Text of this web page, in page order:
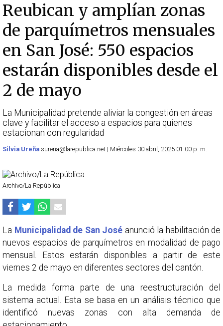
Reubican y amplían zonas
de parquímetros mensuales
en San José: 550 espacios
estarán disponibles desde el
2 de mayo
La Municipalidad pretende aliviar la congestión en áreas
clave y facilitar el acceso a espacios para quienes
estacionan con regularidad
Silvia Ureña surena@larepublica.net | Miércoles 30 abril, 2025 01:00 p. m.
Archivo/La República
La Municipalidad de San José anunció la habilitación de
nuevos espacios de parquímetros en modalidad de pago
mensual. Estos estarán disponibles a partir de este
viernes 2 de mayo en diferentes sectores del cantón.
La medida forma parte de una reestructuración del
sistema actual. Esta se basa en un análisis técnico que
identificó nuevas zonas con alta demanda de